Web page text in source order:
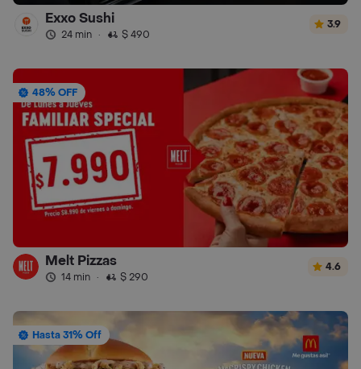
Exxo Sushi
24 min · $ 490
3.9
48% OFF
Melt Pizzas
14 min · $ 290
4.6
Hasta 31% Off